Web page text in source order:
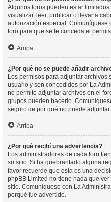
Algunos foros pueden estar
visualizar, leer, publicar o llevar a
autorización especial. Comuníquese
foro para que se le conceda el
Arriba
¿Por qué no se puede añadir
Los permisos para adjuntar
usuario y son concedidos por La
no permite adjuntar archivos en el
grupos pueden hacerlo.
seguro de por qué no puede
Arriba
¿Por qué recibí una advertencia?
Los administradores de cada foro
su sitio. Si ha quebrantado alguna
favor recuerde que esta es una
phpBB Limited no tiene nada que
sitio. Comuníquese con La
porqué fue advertido.